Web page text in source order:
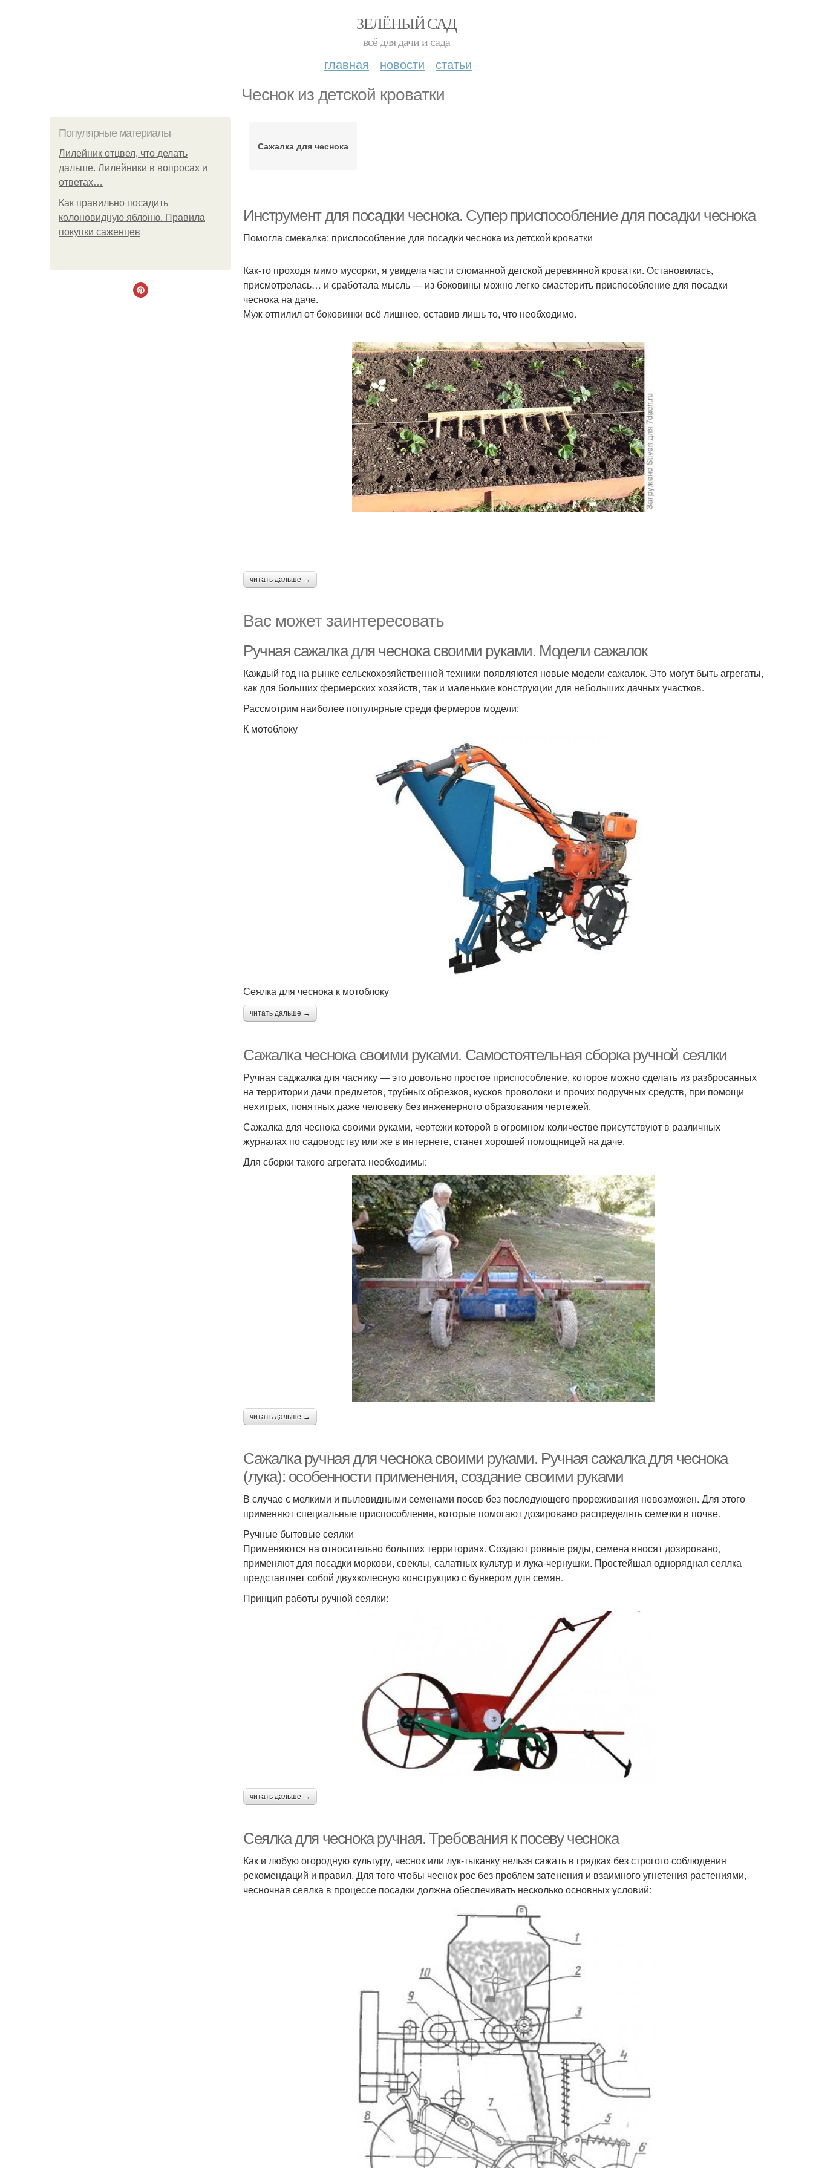
ЗЕЛЁНЫЙ САД
всё для дачи и сада
главная новости статьи
Чеснок из детской кроватки
Популярные материалы
Лилейник отцвел, что делать
дальше. Лилейники в вопросах и
ответах…
Как правильно посадить
колоновидную яблоню. Правила
покупки саженцев
Сажалка для чеснока
Инструмент для посадки чеснока. Супер приспособление для посадки чеснока
Помогла смекалка: приспособление для посадки чеснока из детской кроватки
Как-то проходя мимо мусорки, я увидела части сломанной детской деревянной кроватки. Остановилась,
присмотрелась… и сработала мысль — из боковины можно легко смастерить приспособление для посадки
чеснока на даче.
Муж отпилил от боковинки всё лишнее, оставив лишь то, что необходимо.
читать дальше →
Вас может заинтересовать
Ручная сажалка для чеснока своими руками. Модели сажалок
Каждый год на рынке сельскохозяйственной техники появляются новые модели сажалок. Это могут быть агрегаты,
как для больших фермерских хозяйств, так и маленькие конструкции для небольших дачных участков.
Рассмотрим наиболее популярные среди фермеров модели:
К мотоблоку
Сеялка для чеснока к мотоблоку
читать дальше →
Сажалка чеснока своими руками. Самостоятельная сборка ручной сеялки
Ручная саджалка для часнику — это довольно простое приспособление, которое можно сделать из разбросанных
на территории дачи предметов, трубных обрезков, кусков проволоки и прочих подручных средств, при помощи
нехитрых, понятных даже человеку без инженерного образования чертежей.
Сажалка для чеснока своими руками, чертежи которой в огромном количестве присутствуют в различных
журналах по садоводству или же в интернете, станет хорошей помощницей на даче.
Для сборки такого агрегата необходимы:
читать дальше →
Сажалка ручная для чеснока своими руками. Ручная сажалка для чеснока
(лука): особенности применения, создание своими руками
В случае с мелкими и пылевидными семенами посев без последующего прореживания невозможен. Для этого
применяют специальные приспособления, которые помогают дозировано распределять семечки в почве.
Ручные бытовые сеялки
Применяются на относительно больших территориях. Создают ровные ряды, семена вносят дозировано,
применяют для посадки моркови, свеклы, салатных культур и лука-чернушки. Простейшая однорядная сеялка
представляет собой двухколесную конструкцию с бункером для семян.
Принцип работы ручной сеялки:
читать дальше →
Сеялка для чеснока ручная. Требования к посеву чеснока
Как и любую огородную культуру, чеснок или лук-тыканку нельзя сажать в грядках без строгого соблюдения
рекомендаций и правил. Для того чтобы чеснок рос без проблем затенения и взаимного угнетения растениями,
чесночная сеялка в процессе посадки должна обеспечивать несколько основных условий: